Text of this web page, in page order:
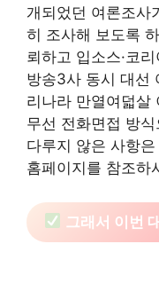
개되었던 여론조사
히 조사해 보도록
뢰하고 입소스·코
방송3사 동시 대선
리나라 만열여덟
무선 전화면접 방
다루지 않은 사항
홈페이지를 참조하
그래서 이번